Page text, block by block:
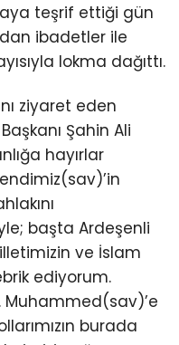
teşrif ettiği gün
ibadetler ile
lokma dağıttı.
ziyaret eden
Şahin Ali
hayırlar
başta Ardeşenli
ve İslam
ediyorum.
Muhammed(sav)’e
burada